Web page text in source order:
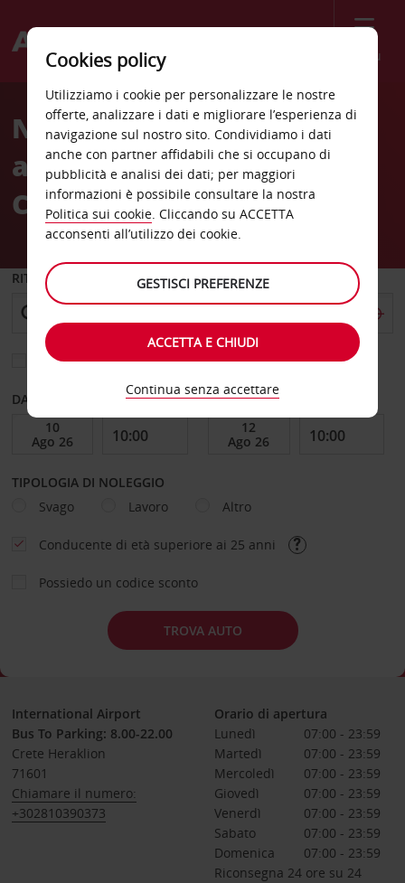
Menù
Welcome
AvisNoleggio auto
all’Aeroporto Statale di
Candia (HER)
RITIRO DA
Scegli una località di riconsegna diversa
DAL GIORNO AL GIORNO
TIPOLOGIA DI NOLEGGIO
Svago
Lavoro Altro
Conducente di età superiore ai 25 anni
Possiedo un codice sconto
TROVA AUTO
International Airport
Bus To Parking: 8.00-22.00
Crete Heraklion
71601
Chiamare il numero:
+302810390373
Orario di apertura
Lunedì
07:00 - 23:59
Martedì
07:00 - 23:59
Mercoledì
07:00 - 23:59
Giovedì
07:00 - 23:59
Venerdì
07:00 - 23:59
Sabato
07:00 - 23:59
Domenica
07:00 - 23:59
Riconsegna 24 ore su 24
Cookies policy
Utilizziamo i cookie per personalizzare le nostre
offerte, analizzare i dati e migliorare l’esperienza di
navigazione sul nostro sito. Condividiamo i dati
anche con partner affidabili che si occupano di
pubblicità e analisi dei dati; per maggiori
informazioni è possibile consultare la nostra
Politica sui cookie. Cliccando su ACCETTA
acconsenti all’utilizzo dei cookie.
GESTISCI PREFERENZE
ACCETTA E CHIUDI
Continua senza accettare